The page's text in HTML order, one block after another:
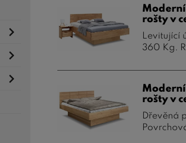
rošty v
Levitující
360 Kg.
rošty v
Dřevěná